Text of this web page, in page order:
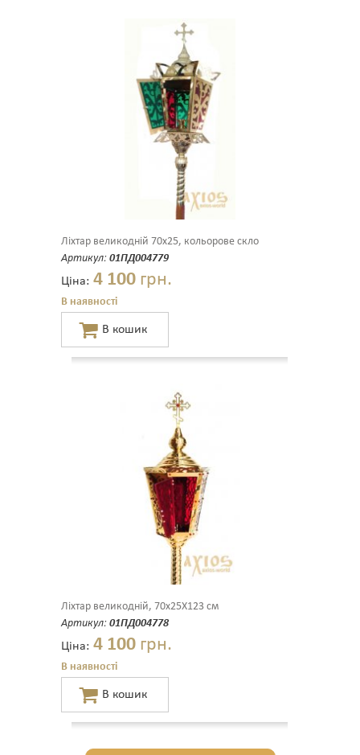
Ліхтар великодній 70х25, кольорове скло
Артикул: 01ПД004779
Ціна: 4 100 грн.
В наявності
Ліхтар великодній, 70х25Х123 см
Артикул: 01ПД004778
Ціна: 4 100 грн.
В наявності